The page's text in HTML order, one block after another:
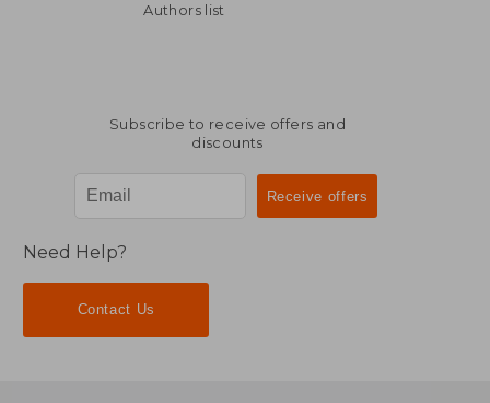
Authors list
Subscribe to receive offers and
discounts
Need Help?
Contact Us